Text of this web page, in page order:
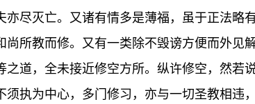
亦尽灭亡。又诸有情多是薄福，虽于正法略
尚所教而修。又有一类除不毁谤方便而外见
之道，全未接近修空方所。纵许修空，然若
须执为中心，多门修习，亦与一切圣教相违